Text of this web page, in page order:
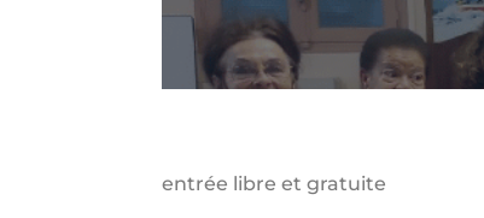
entrée libre et gratuite